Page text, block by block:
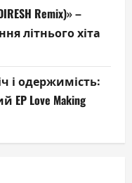
Remix)» –
літнього хіта
і одержимість:
EP Love Making